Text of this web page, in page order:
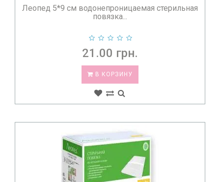
Леопед 5*9 см водонепроницаемая стерильная
повязка...
21.00 грн.
В КОРЗИНУ